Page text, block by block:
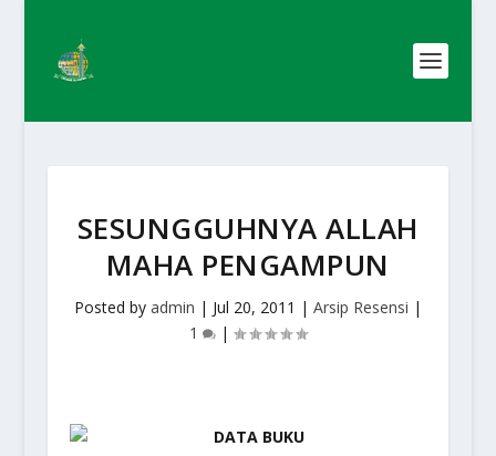
SESUNGGUHNYA ALLAH
MAHA PENGAMPUN
Posted by admin | Jul 20, 2011 | Arsip Resensi |
1
|
DATA BUKU